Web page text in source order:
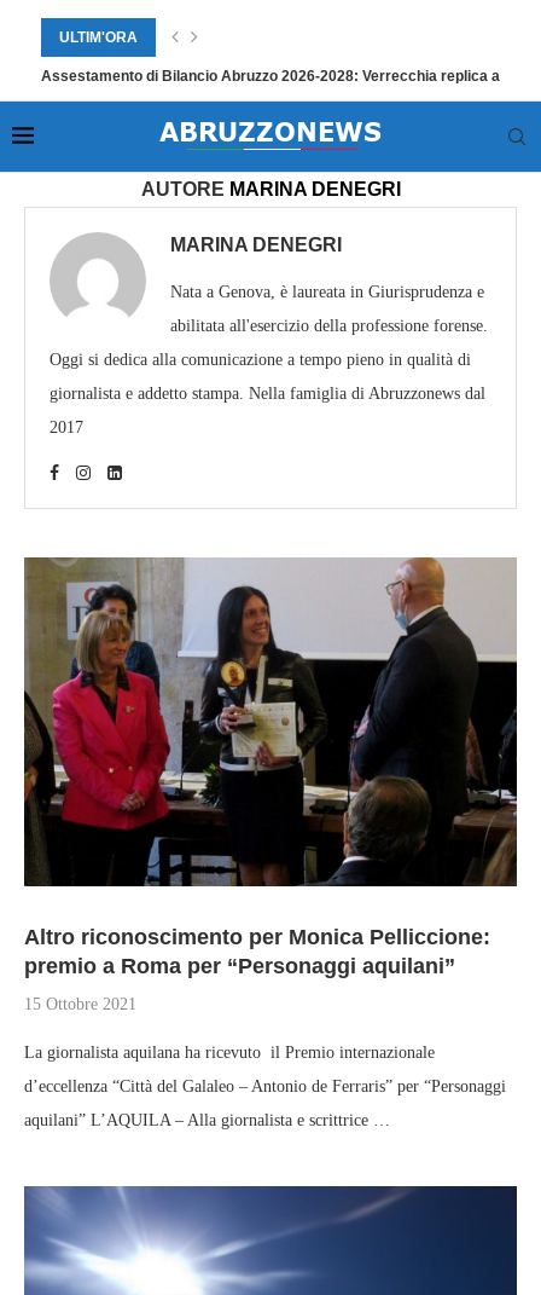
ULTIM'ORA
Assestamento di Bilancio Abruzzo 2026-2028: Verrecchia replica a
Home Archivi per Marina Denegri»Pagina 1010
AUTORE MARINA DENEGRI
MARINA DENEGRI
Nata a Genova, è laureata in Giurisprudenza e
abilitata all'esercizio della professione forense.
Oggi si dedica alla comunicazione a tempo pieno in qualità di
giornalista e addetto stampa. Nella famiglia di Abruzzonews dal
2017
Altro riconoscimento per Monica Pelliccione:
premio a Roma per “Personaggi aquilani”
15 Ottobre 2021
La giornalista aquilana ha ricevuto il Premio internazionale
d’eccellenza “Città del Galaleo – Antonio de Ferraris” per “Personaggi
aquilani” L’AQUILA – Alla giornalista e scrittrice …